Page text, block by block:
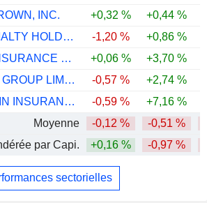
INC.
+0,32 % +0,44 %
RYAN SPECIALTY HOLDINGS, INC.
-1,20 % +0,86 %
NEPTUNE INSURANCE HOLDINGS INC.
+0,06 %
+3,70 %
STEADFAST GROUP LIMITED
-0,57 % +2,74 %
THE BALDWIN INSURANCE GROUP, INC.
-0,59 % +7,16 %
Moyenne
-0,12 % -0,51 %
par Capi.
+0,16 % -0,97 %
sectorielles